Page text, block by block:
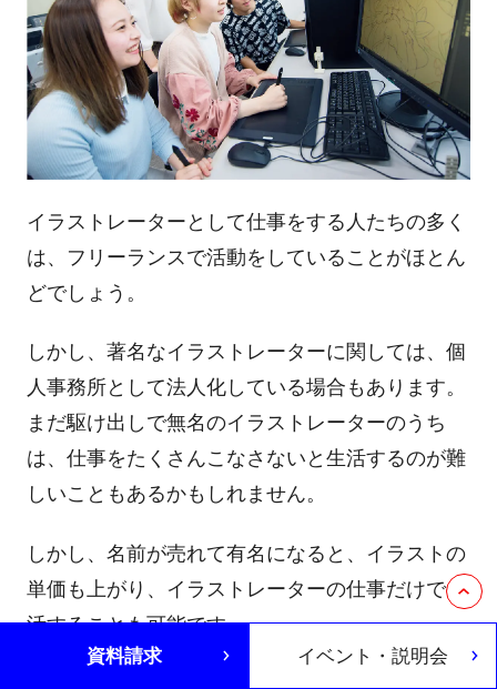
イラストレーターとして仕事をする人たちの多く
は、フリーランスで活動をしていることがほとん
どでしょう。
しかし、著名なイラストレーターに関しては、個
人事務所として法人化している場合もあります。
まだ駆け出しで無名のイラストレーターのうち
は、仕事をたくさんこなさないと生活するのが難
しいこともあるかもしれません。
しかし、名前が売れて有名になると、イラストの
単価も上がり、イラストレーターの仕事だけで生
活することも可能です。
一流のイラストレーターになると、1枚のイラス
資料請求 イベント・説明会